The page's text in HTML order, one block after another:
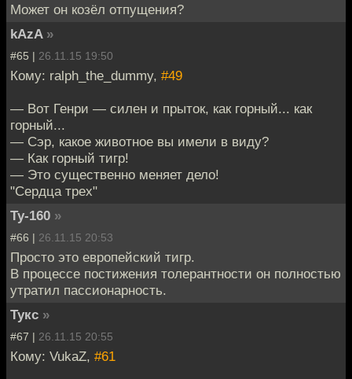
Может он козёл отпущения?
kAzA »
#65 | 26.11.15 19:50
Кому: ralph_the_dummy, #49
— Вот Генри — силен и прыток, как горный... как
горный...
— Сэр, какое животное вы имели в виду?
— Как горный тигр!
— Это существенно меняет дело!
"Сердца трех"
Ту-160 »
#66 | 26.11.15 20:53
Просто это европейский тигр.
В процессе постижения толерантности он полностью
утратил пассионарность.
Тукс »
#67 | 26.11.15 20:55
Кому: VukaZ, #61